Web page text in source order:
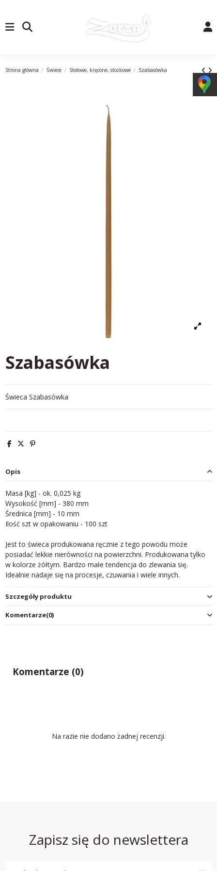
Strona główna Świece Stołowe, kręcone, stożkowe Szabasówka
Szabasówka
Świeca Szabasówka
Opis
Masa [kg] - ok. 0,025 kg
Wysokość [mm] - 380 mm
Średnica [mm] - 10 mm
Ilość szt w opakowaniu - 100 szt
Jest to świeca produkowana ręcznie z tego powodu może
posiadać lekkie nierówności na powierzchni. Produkowana tylko
w kolorze żółtym. Bardzo małe tendencja do zlewania się.
Idealnie nadaje się na procesje, czuwania i wiele innych.
Szczegóły produktu
Komentarze(0)
Komentarze (0)
Na razie nie dodano żadnej recenzji.
Zapisz się do newslettera